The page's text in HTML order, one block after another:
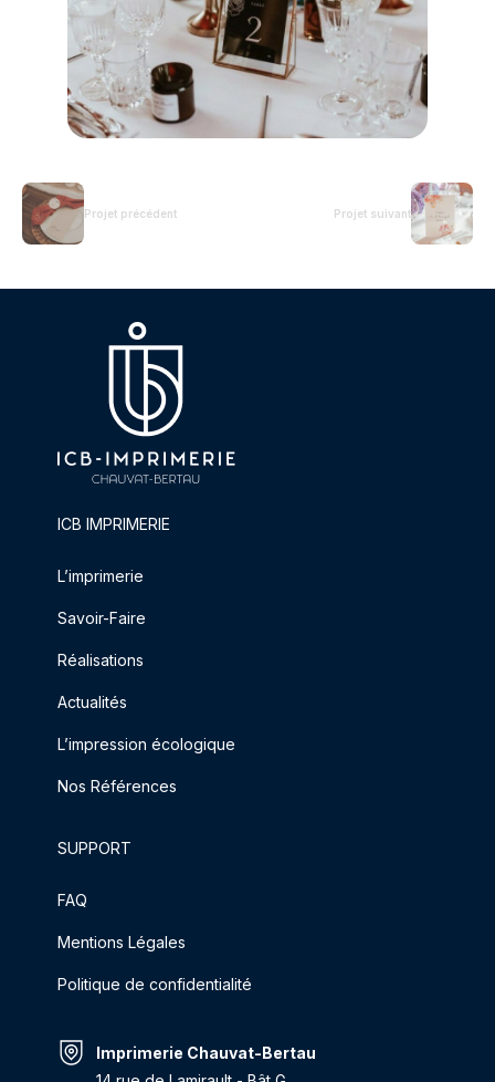
Projet précédent Projet suivant
ICB IMPRIMERIE
L’imprimerie
Savoir-Faire
Réalisations
Actualités
L’impression écologique
Nos Références
SUPPORT
FAQ
Mentions Légales
Politique de confidentialité
Imprimerie Chauvat-Bertau